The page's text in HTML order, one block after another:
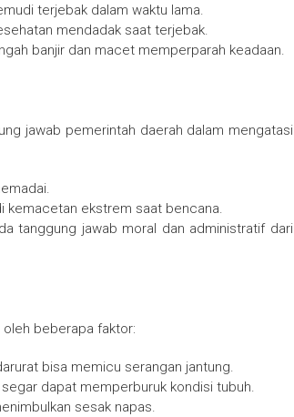
terjebak dalam waktu lama.
mendadak saat terjebak.
banjir dan macet memperparah keadaan.
jawab pemerintah daerah dalam mengatasi
kemacetan ekstrem saat bencana.
tanggung jawab moral dan administratif dari
beberapa faktor:
bisa memicu serangan jantung.
dapat memperburuk kondisi tubuh.
sesak napas.